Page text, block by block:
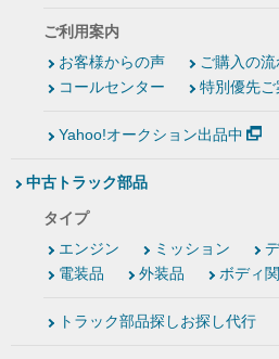
ご利用案内
お客様からの声
ご購入の流
コールセンター
特別優先
Yahoo!オークション出品中
中古トラック部品
タイプ
エンジン
ミッション
電装品
外装品 ボディ
トラック部品探しお探し代行